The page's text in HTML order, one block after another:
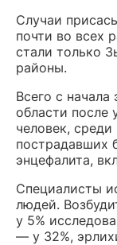
Случаи
почти во всех
стали только
районы.
Всего с
области после
человек,
пострадавших
энцефалита,
Специалисты
людей.
у 5%
— у 32%,